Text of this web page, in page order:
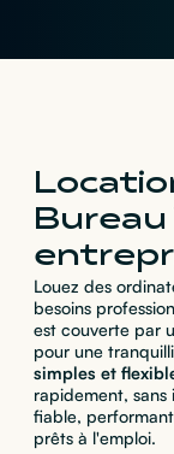
Bureau
Louez des
besoins
est couverte par
pour une
simples et
rapidement, sans
fiable,
prêts à l'emploi.